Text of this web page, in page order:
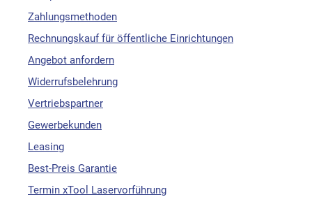
Zahlungsmethoden
Rechnungskauf für öffentliche Einrichtungen
Angebot anfordern
Widerrufsbelehrung
Vertriebspartner
Gewerbekunden
Leasing
Best-Preis Garantie
Termin xTool Laservorführung